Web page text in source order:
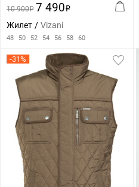
10 900i 7 490i
Жилет Vizani
48 50 52 54 56 58 60
-31%